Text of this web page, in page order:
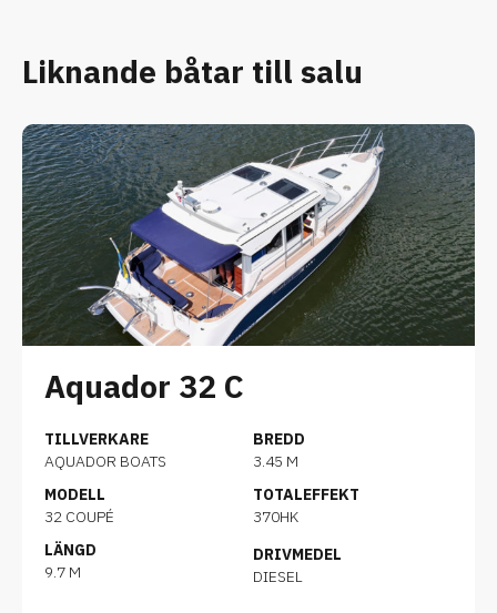
Liknande båtar till salu
Aquador 32 C
TILLVERKARE
AQUADOR BOATS
MODELL
32 COUPÉ
LÄNGD
9.7 M
BREDD
3.45 M
TOTALEFFEKT
370HK
DRIVMEDEL
DIESEL